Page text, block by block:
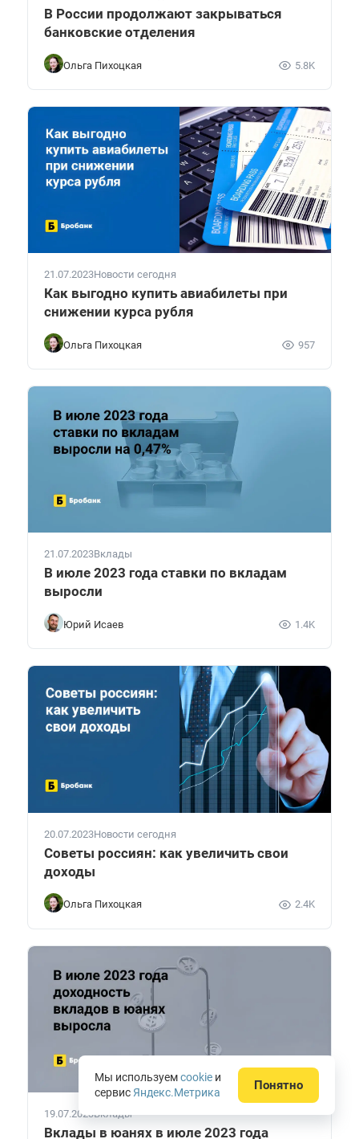
В России продолжают закрываться
банковские отделения
Ольга Пихоцкая 5.8K
21.07.2023Новости сегодня
Как выгодно купить авиабилеты при
снижении курса рубля
Ольга Пихоцкая 957
21.07.2023Вклады
В июле 2023 года ставки по вкладам
выросли
Юрий Исаев 1.4K
20.07.2023Новости сегодня
Советы россиян: как увеличить свои
доходы
Ольга Пихоцкая 2.4K
19.07.2023Вклады
Вклады в юанях в июле 2023 года
Мы используемcookie и
сервис Яндекс.Метрика Понятно